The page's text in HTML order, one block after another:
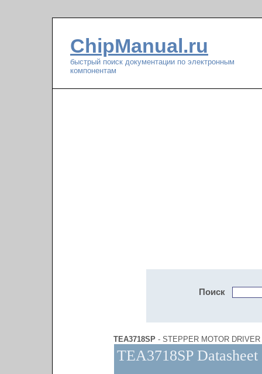
ChipManual.ru
быстрый поиск документации по электронным
компонентам
Поиск
TEA3718SP - STEPPER MOTOR DRIVER
TEA3718SP Datasheet